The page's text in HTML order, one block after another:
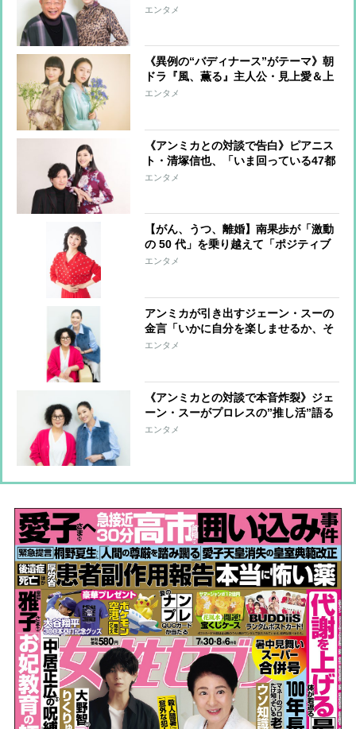
い”
エンタメ
《異例の“バディナース”がテーマ》朝
ドラ『風、薫る』主人公・見上愛＆上
坂樹里が語る見どころ「支え合いを繰
エンタメ
《アンミカとの対談で告白》ピアニス
ト・清塚信也、「いま回っている47都
道府県ツアーがひとつの節目」 10代
エンタメ
【がん、うつ、離婚】南果歩が「激動
の 50 代」を乗り越えて「ポジティブ
還暦」になれた心と体にやさしい習慣
エンタメ
アンミカが引き出すジェーン・スーの
金言「いかに自分を楽しませるか、そ
れが人生のテーマ」「昔もいまも夢は
エンタメ
《アンミカとの対談で本音炸裂》ジェ
ーン・スーがプロレスの”推し活”語る
「人間って一生懸命になるのをこんな
エンタメ